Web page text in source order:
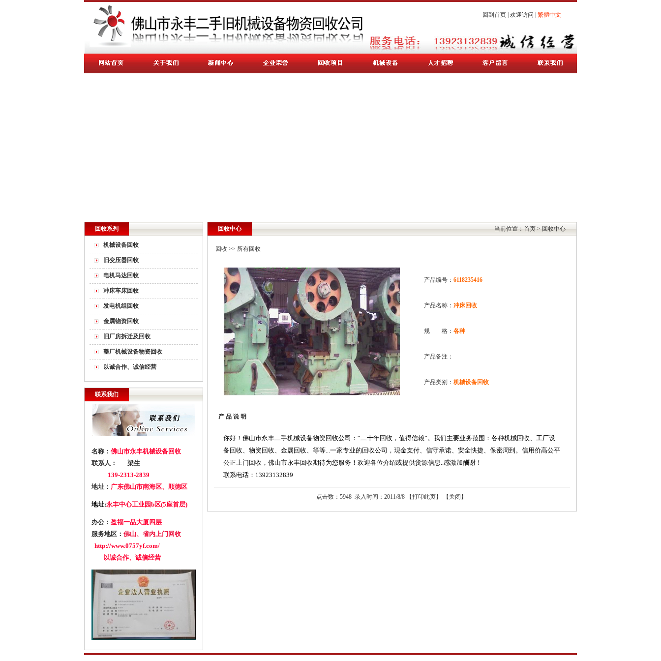
回到首页 欢迎访问 繁體中文
回收系列
机械设备回收
旧变压器回收
电机马达回收
冲床车床回收
发电机组回收
金属物资回收
旧厂房拆迁及回收
整厂机械设备物资回收
以诚合作、诚信经营
联系我们
名称： 佛山市永丰机械设备回收
联系人：
梁生
139-2313-2839
地址： 广东佛山市南海区、顺德区
地址:永丰中心工业园b区(5座首层)
办公： 盈福一品大厦四层
服务地区： 佛山、省内上门回收
http://www.0757yf.com/
以诚合作、诚信经营
回收中心 当前位置：首页 > 回收中心
回收 >> 所有回收
产品编号： 6118235416
产品名称： 冲床回收
规 格： 各种
产品备注：
产品类别： 机械设备回收
产 品 说 明
你好！佛山市永丰二手机械设备物资回收公司：“二十年回收，值得信赖”。我们主要业务范围：各种机械回收、工厂设
备回收、物资回收、金属回收、等等...一家专业的回收公司，现金支付、信守承诺、安全快捷、保密周到。信用价高公平
公正上门回收，佛山市永丰回收期待为您服务！欢迎各位介绍或提供货源信息..感激加酬谢！
联系电话：13923132839
点击数：5948 录入时间：2011/8/8 【打印此页】 【 关闭 】